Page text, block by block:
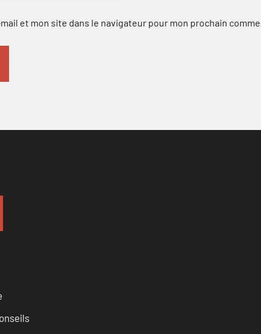
et mon site dans le navigateur pour mon prochain